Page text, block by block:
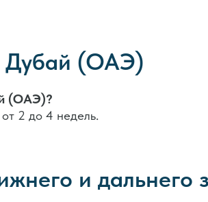
и дальнего
Дубай (ОАЭ)
(ОАЭ)?
2 до 4 недель.